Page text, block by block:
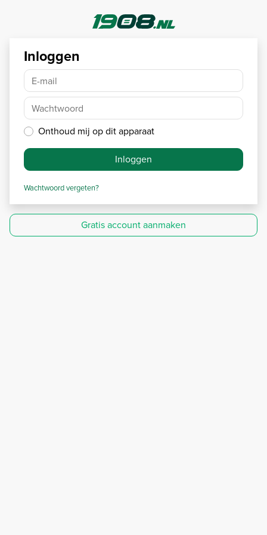
Inloggen
E-mail
Wachtwoord
Onthoud mij op dit apparaat
Inloggen
Wachtwoord vergeten?
Gratis account aanmaken